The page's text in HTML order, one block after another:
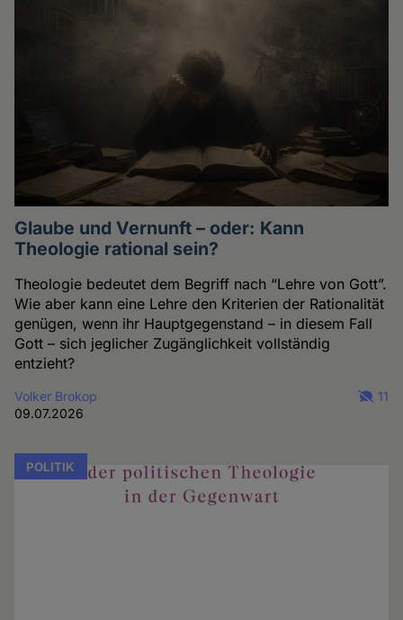
Glaube und Vernunft – oder: Kann
Theologie rational sein?
Theologie bedeutet dem Begriff nach “Lehre von Gott”.
Wie aber kann eine Lehre den Kriterien der Rationalität
genügen, wenn ihr Hauptgegenstand – in diesem Fall
Gott – sich jeglicher Zugänglichkeit vollständig
entzieht?
Volker Brokop
09.07.2026
11
POLITIK